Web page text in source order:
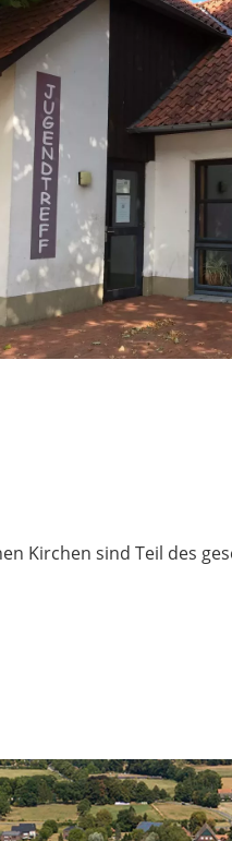
Kirchen sind Teil des